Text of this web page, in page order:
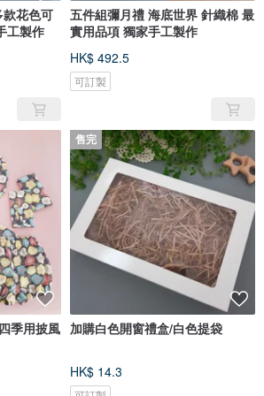
花色可
工製作
五件組彌月禮 海底世界 針織棉 最
實用品項 獨家手工製作
HK$ 492.5
可訂製
季用披風
售完
加購白色開窗禮盒/白色提袋
HK$ 14.3